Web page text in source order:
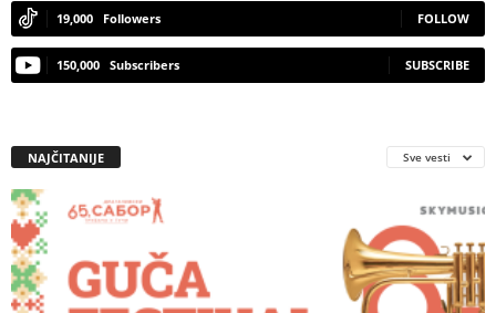
19,000 Followers FOLLOW
150,000 Subscribers SUBSCRIBE
NAJČITANIJE Sve vesti